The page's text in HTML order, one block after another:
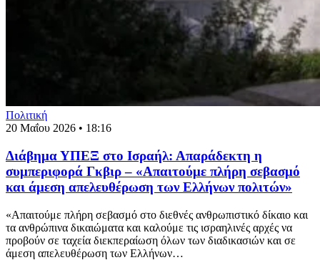
Πολιτική
20 Μαΐου 2026 • 18:16
Διάβημα ΥΠΕΞ στο Ισραήλ: Απαράδεκτη η
συμπεριφορά Γκβιρ – «Απαιτούμε πλήρη σεβασμό
και άμεση απελευθέρωση των Ελλήνων πολιτών»
«Απαιτούμε πλήρη σεβασμό στο διεθνές ανθρωπιστικό δίκαιο και
τα ανθρώπινα δικαιώματα και καλούμε τις ισραηλινές αρχές να
προβούν σε ταχεία διεκπεραίωση όλων των διαδικασιών και σε
άμεση απελευθέρωση των Ελλήνων…